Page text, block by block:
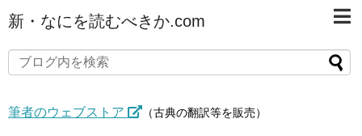
新・なにを読むべきか.com
筆者のウェブストア （古典の翻訳等を販売）